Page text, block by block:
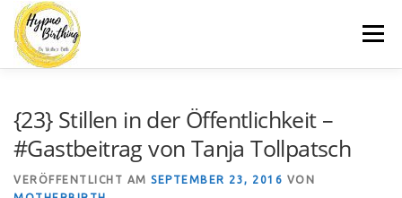
Zum
Inhalt
springen
Menü
BLOG
{23} Stillen in der Öffentlichkeit –
#Gastbeitrag von Tanja Tollpatsch
VERÖFFENTLICHT AM SEPTEMBER 23, 2016 VON